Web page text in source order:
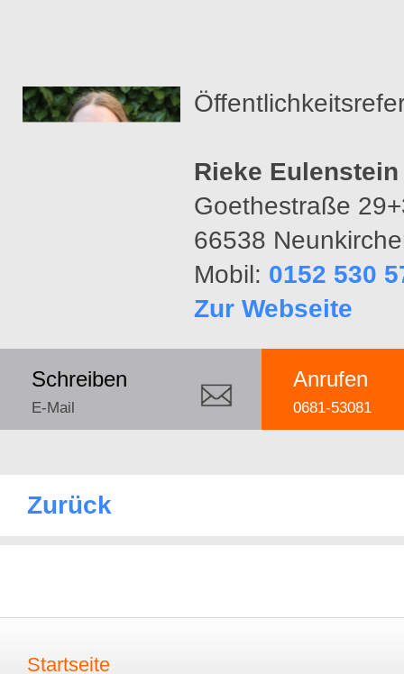
Rieke Eulenstein
Goethestraße
66538
Mobil: 0152 530
Zur Webseite
Anrufen
0681-53081
Schreiben
E-Mail
Zurück
Startseite